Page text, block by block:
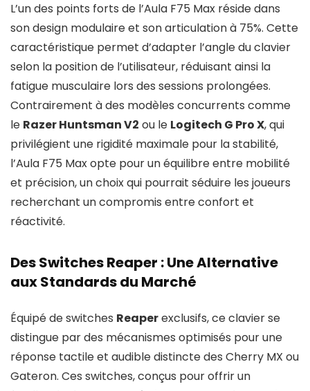
L’un des points forts de l’Aula F75 Max réside dans
son design modulaire et son articulation à 75%. Cette
caractéristique permet d’adapter l’angle du clavier
selon la position de l’utilisateur, réduisant ainsi la
fatigue musculaire lors des sessions prolongées.
Contrairement à des modèles concurrents comme
le Razer Huntsman V2 ou le Logitech G Pro X, qui
privilégient une rigidité maximale pour la stabilité,
l’Aula F75 Max opte pour un équilibre entre mobilité
et précision, un choix qui pourrait séduire les joueurs
recherchant un compromis entre confort et
réactivité.
Des Switches Reaper : Une Alternative
aux Standards du Marché
Équipé de switches Reaperexclusifs, ce clavier se
distingue par des mécanismes optimisés pour une
réponse tactile et audible distincte des Cherry MX ou
Gateron. Ces switches, conçus pour offrir un